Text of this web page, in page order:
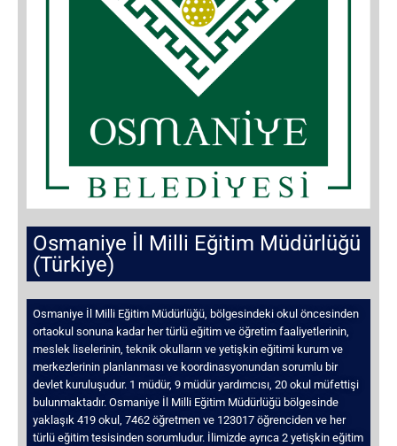
Osmaniye İl Milli Eğitim Müdürlüğü
(Türkiye)
Osmaniye İl Milli Eğitim Müdürlüğü, bölgesindeki okul öncesinden
ortaokul sonuna kadar her türlü eğitim ve öğretim faaliyetlerinin,
meslek liselerinin, teknik okulların ve yetişkin eğitimi kurum ve
merkezlerinin planlanması ve koordinasyonundan sorumlu bir
devlet kuruluşudur. 1 müdür, 9 müdür yardımcısı, 20 okul müfettişi
bulunmaktadır. Osmaniye İl Milli Eğitim Müdürlüğü bölgesinde
yaklaşık 419 okul, 7462 öğretmen ve 123017 öğrenciden ve her
türlü eğitim tesisinden sorumludur. İlimizde ayrıca 2 yetişkin eğitim